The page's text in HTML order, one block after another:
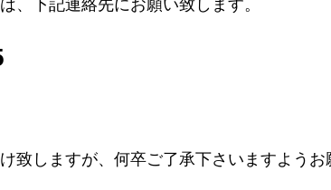
、下記連絡先にお願い致します。
致しますが、何卒ご了承下さいますよう